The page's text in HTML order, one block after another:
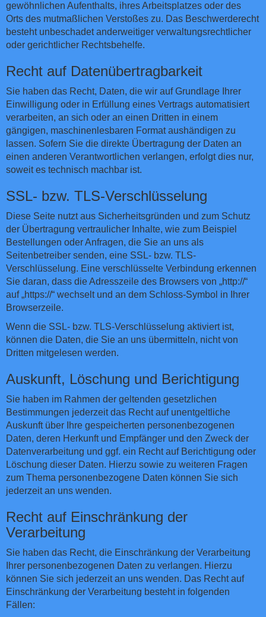
gewöhnlichen Aufenthalts, ihres Arbeitsplatzes oder des
Orts des mutmaßlichen Verstoßes zu. Das Beschwerderecht
besteht unbeschadet anderweitiger verwaltungsrechtlicher
oder gerichtlicher Rechtsbehelfe.
Recht auf Daten­übertrag­barkeit
Sie haben das Recht, Daten, die wir auf Grundlage Ihrer
Einwilligung oder in Erfüllung eines Vertrags automatisiert
verarbeiten, an sich oder an einen Dritten in einem
gängigen, maschinenlesbaren Format aushändigen zu
lassen. Sofern Sie die direkte Übertragung der Daten an
einen anderen Verantwortlichen verlangen, erfolgt dies nur,
soweit es technisch machbar ist.
SSL- bzw. TLS-Verschlüsselung
Diese Seite nutzt aus Sicherheitsgründen und zum Schutz
der Übertragung vertraulicher Inhalte, wie zum Beispiel
Bestellungen oder Anfragen, die Sie an uns als
Seitenbetreiber senden, eine SSL- bzw. TLS-
Verschlüsselung. Eine verschlüsselte Verbindung erkennen
Sie daran, dass die Adresszeile des Browsers von „http://“
auf „https://“ wechselt und an dem Schloss-Symbol in Ihrer
Browserzeile.
Wenn die SSL- bzw. TLS-Verschlüsselung aktiviert ist,
können die Daten, die Sie an uns übermitteln, nicht von
Dritten mitgelesen werden.
Auskunft, Löschung und Berichtigung
Sie haben im Rahmen der geltenden gesetzlichen
Bestimmungen jederzeit das Recht auf unentgeltliche
Auskunft über Ihre gespeicherten personenbezogenen
Daten, deren Herkunft und Empfänger und den Zweck der
Datenverarbeitung und ggf. ein Recht auf Berichtigung oder
Löschung dieser Daten. Hierzu sowie zu weiteren Fragen
zum Thema personenbezogene Daten können Sie sich
jederzeit an uns wenden.
Recht auf Einschränkung der
Verarbeitung
Sie haben das Recht, die Einschränkung der Verarbeitung
Ihrer personenbezogenen Daten zu verlangen. Hierzu
können Sie sich jederzeit an uns wenden. Das Recht auf
Einschränkung der Verarbeitung besteht in folgenden
Fällen: